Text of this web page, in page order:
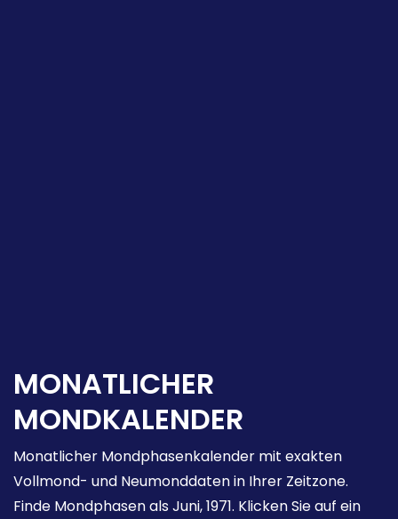
MONATLICHER
MONDKALENDER
Monatlicher Mondphasenkalender mit exakten
Vollmond- und Neumonddaten in Ihrer Zeitzone.
Finde Mondphasen als Juni, 1971. Klicken Sie auf ein